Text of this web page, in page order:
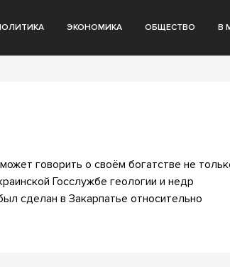
ЭКОНОМИКА ОБЩЕСТВО В
говорить о своём богатстве не
Госслужбе геологии и недр
сделан в Закарпатье относительно